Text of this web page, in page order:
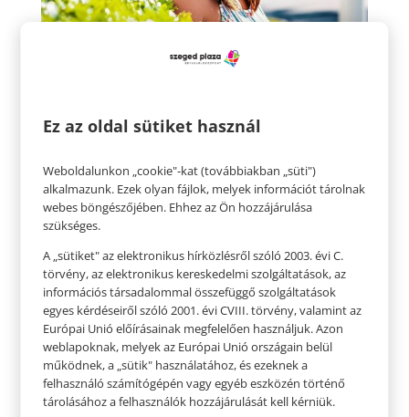
egyensúlyban tartjuk a ruházatot, azaz egy
hosszabb szoknyával ujjatlan felsőt vagy topot
hordunk, egy hosszabb ujjú, vagy többet takaró
a betartása biztosítja, hogy a ruházat elegáns
maradjon, és ne mutasson meg mindent egy
mozdulattal.
A váll nélküli felsőrész mindig jól mutat, és
praktikus is
Pár évente újra divatba jön a váll nélküli
Ez az oldal sütiket használ
Weboldalunkon „cookie"-kat (továbbiakban „süti")
alkalmazunk. Ezek olyan fájlok, melyek információt tárolnak
webes böngészőjében. Ehhez az Ön hozzájárulása
szükséges.
A „sütiket" az elektronikus hírközlésről szóló 2003. évi C.
törvény, az elektronikus kereskedelmi szolgáltatások, az
információs társadalommal összefüggő szolgáltatások
egyes kérdéseiről szóló 2001. évi CVIII. törvény, valamint az
Európai Unió előírásainak megfelelően használjuk. Azon
weblapoknak, melyek az Európai Unió országain belül
működnek, a „sütik" használatához, és ezeknek a
felhasználó számítógépén vagy egyéb eszközén történő
tárolásához a felhasználók hozzájárulását kell kérniük.